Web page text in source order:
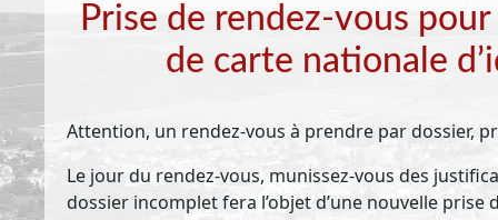
Prise de rendez-vous
de carte nationale
Attention, un rendez-vous à prendre par dossier,
Le jour du rendez-vous, munissez-vous des
dossier incomplet fera l’objet d’une nouvelle prise